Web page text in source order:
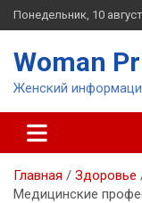
Перейти
к
Понедельник, 10
Woman
Женский
Главная
Здоровье
Медицинские